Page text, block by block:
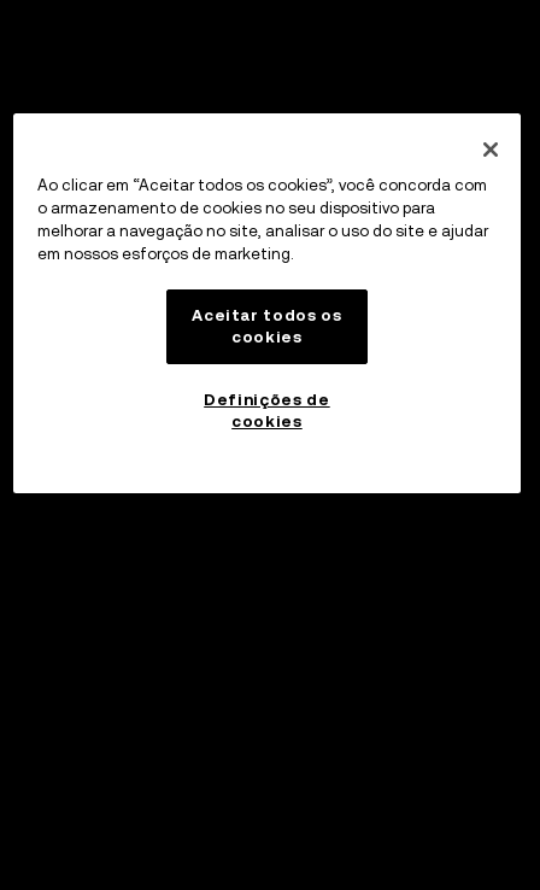
Ao clicar em “Aceitar todos os cookies”, você concorda com
o armazenamento de cookies no seu dispositivo para
melhorar a navegação no site, analisar o uso do site e ajudar
em nossos esforços de marketing.
Aceitar todos os
cookies
Definições de
cookies